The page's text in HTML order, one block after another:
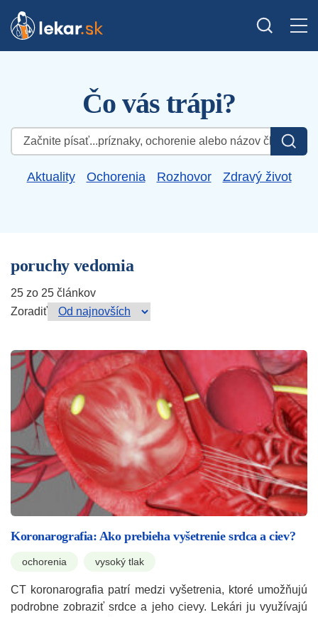
Čo vás trápi?
Hľadať:
Aktuality Ochorenia Rozhovor Zdravý život
poruchy vedomia
25 zo 25 článkov
Zoradiť
Koronarografia: Ako prebieha vyšetrenie srdca a ciev?
ochorenia vysoký tlak
CT koronarografia patrí medzi vyšetrenia, ktoré umožňujú
podrobne zobraziť srdce a jeho cievy. Lekári ju využívajú